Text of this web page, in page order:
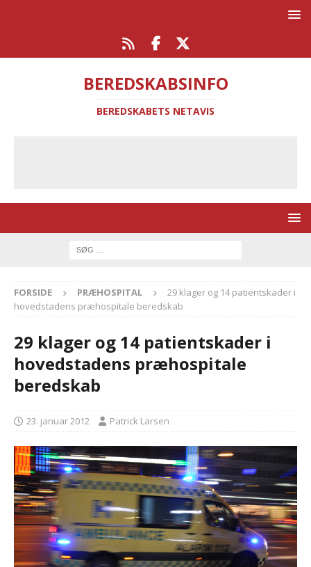
BEREDSKABSINFO
BEREDSKABETS NETAVIS
FORSIDE PRÆHOSPITAL
29 klager og 14 patientskader i
hovedstadens præhospitale beredskab
29 klager og 14 patientskader i
hovedstadens præhospitale
beredskab
23. januar 2012 Patrick Larsen